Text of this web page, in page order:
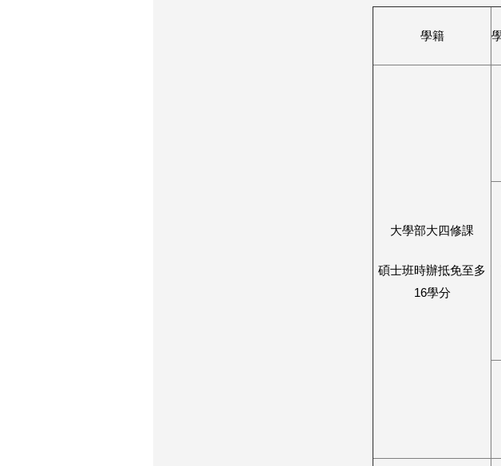
學籍
大學部大四修課
碩士班時辦抵免至多
16學分